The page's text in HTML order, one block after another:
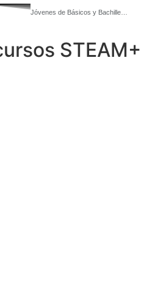
Jóvenes de Básicos y Bachille…
STEAM+